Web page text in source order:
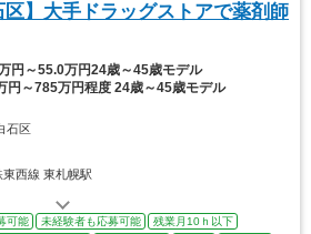
区】大手ドラッグストアで薬剤師
円～55.0万円24歳～45歳モデル
円～785万円程度 24歳～45歳モデル
石区
西線 東札幌駅
可能 未経験者も応募可能
残業月10ｈ以下